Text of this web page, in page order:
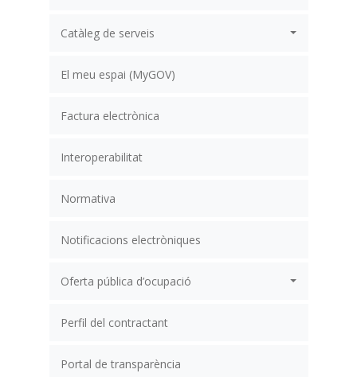
Catàleg de serveis
El meu espai (MyGOV)
Factura electrònica
Interoperabilitat
Normativa
Notificacions electròniques
Oferta pública d’ocupació
Perfil del contractant
Portal de transparència